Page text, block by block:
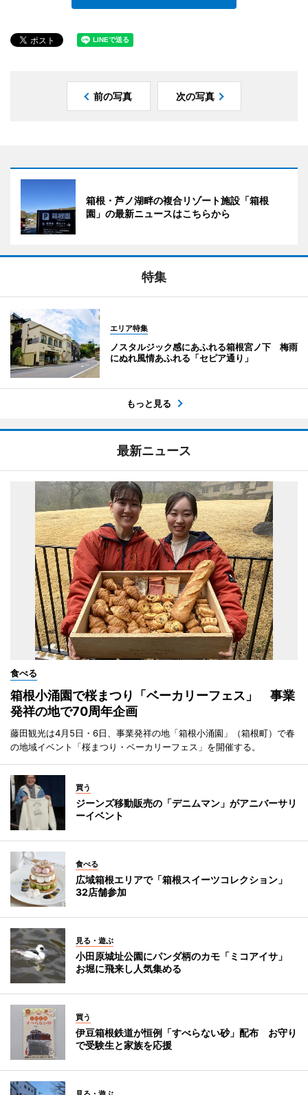
前の写真 次の写真
箱根・芦ノ湖畔の複合リゾート施設「箱根
園」の最新ニュースはこちらから
特集
エリア特集
ノスタルジック感にあふれる箱根宮ノ下 梅雨
にぬれ風情あふれる「セピア通り」
もっと見る
最新ニュース
食べる
箱根小涌園で桜まつり「ベーカリーフェス」 事業
発祥の地で70周年企画
藤田観光は4月5日・6日、事業発祥の地「箱根小涌園」（箱根町）で春
の地域イベント「桜まつり・ベーカリーフェス」を開催する。
買う
ジーンズ移動販売の「デニムマン」がアニバーサリ
ーイベント
食べる
広域箱根エリアで「箱根スイーツコレクション」
32店舗参加
見る・遊ぶ
小田原城址公園にパンダ柄のカモ「ミコアイサ」
お堀に飛来し人気集める
買う
伊豆箱根鉄道が恒例「すべらない砂」配布 お守り
で受験生と家族を応援